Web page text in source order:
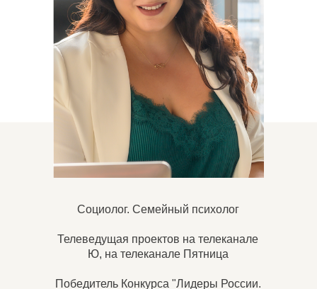
Cоциолог. Семейный психолог
Телеведущая проектов на телеканале
Ю, на телеканале Пятница
Победитель Конкурса "Лидеры России.